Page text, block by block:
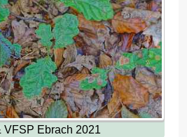
VFSP Ebrach 2021